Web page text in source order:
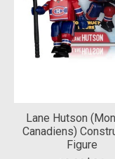
Lane Hutson
Canadiens)
Figure